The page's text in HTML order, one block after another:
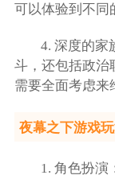
可以体验到不同
4. 深度的家
斗，还包括政治
需要全面考虑来
夜幕之下游戏
1. 角色扮演